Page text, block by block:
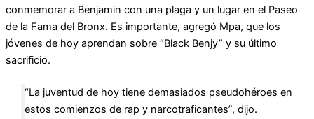
conmemorar a Benjamin con una plaga y un lugar en el Paseo
de la Fama del Bronx. Es importante, agregó Mpa, que los
jóvenes de hoy aprendan sobre “Black Benjy” y su último
sacrificio.
“La juventud de hoy tiene demasiados pseudohéroes en
estos comienzos de rap y narcotraficantes”, dijo.